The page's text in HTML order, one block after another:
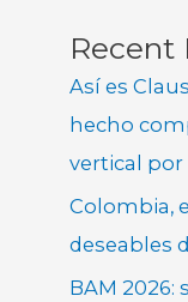
Recent
Así es
hecho
vertical
Colombia,
deseables
BAM